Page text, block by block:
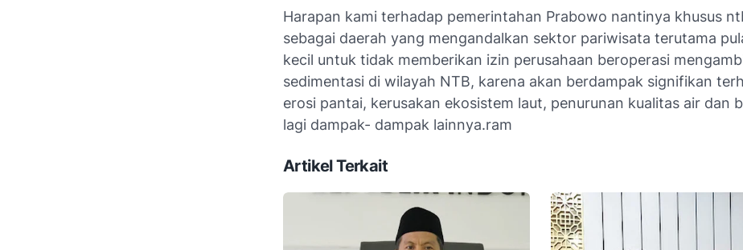
Harapan kami terhadap pemerintahan Prabowo nantinya khusus
sebagai daerah yang mengandalkan sektor pariwisata terutama
kecil untuk tidak memberikan izin perusahaan beroperasi
sedimentasi di wilayah NTB, karena akan berdampak signifikan
erosi pantai, kerusakan ekosistem laut, penurunan kualitas air dan
lagi dampak- dampak lainnya.ram
Artikel Terkait